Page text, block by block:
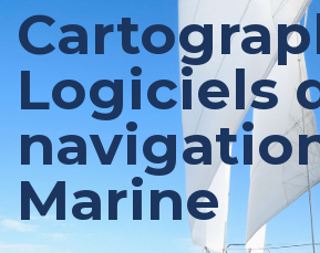
Logiciels
Marine